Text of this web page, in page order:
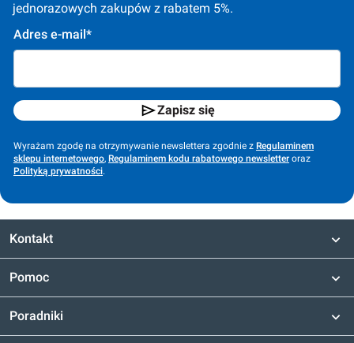
jednorazowych zakupów z rabatem 5%.
Adres e-mail*
Zapisz się
Wyrażam zgodę na otrzymywanie newslettera zgodnie z Regulaminem
sklepu internetowego, Regulaminem kodu rabatowego newsletter oraz
Polityką prywatności.
Kontakt
Pomoc
Poradniki